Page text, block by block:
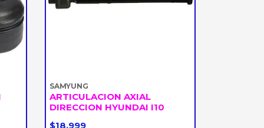
SAMYUNG
ARTICULACION AXIAL
DIRECCION HYUNDAI I10
$18.999